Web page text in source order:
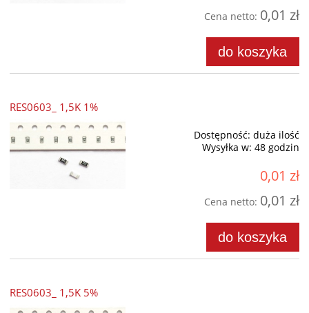
Cena netto: 0,01 zł
do koszyka
RES0603_ 1,5K 1%
Dostępność: duża ilość
Wysyłka w: 48 godzin
0,01 zł
Cena netto: 0,01 zł
do koszyka
RES0603_ 1,5K 5%